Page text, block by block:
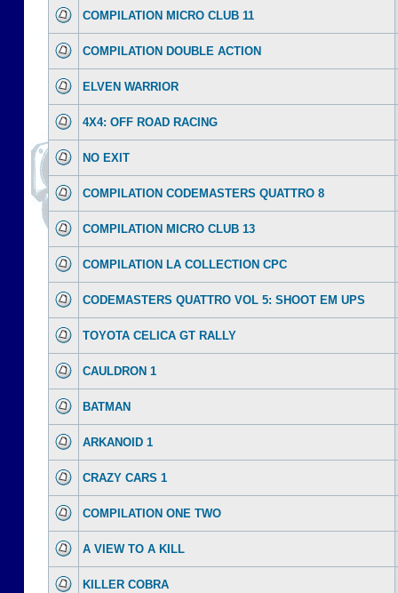
COMPILATION MICRO CLUB 11
COMPILATION DOUBLE ACTION
ELVEN WARRIOR
4X4: OFF ROAD RACING
NO EXIT
COMPILATION CODEMASTERS QUATTRO 8
COMPILATION MICRO CLUB 13
COMPILATION LA COLLECTION CPC
CODEMASTERS QUATTRO VOL 5: SHOOT EM UPS
TOYOTA CELICA GT RALLY
CAULDRON 1
BATMAN
ARKANOID 1
CRAZY CARS 1
COMPILATION ONE TWO
A VIEW TO A KILL
KILLER COBRA